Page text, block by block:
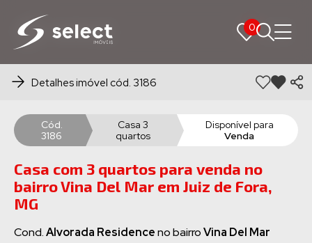
0
0
Detalhes imóvel cód. 3186
Cód.
3186
Casa 3
quartos
Disponível para
Venda
Casa com 3 quartos para venda no
bairro Vina Del Mar em Juiz de Fora,
MG
Cond.Alvorada Residenceno bairroVina Del Mar